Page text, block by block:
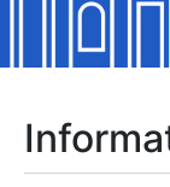
Show/Hide
Show/Hide